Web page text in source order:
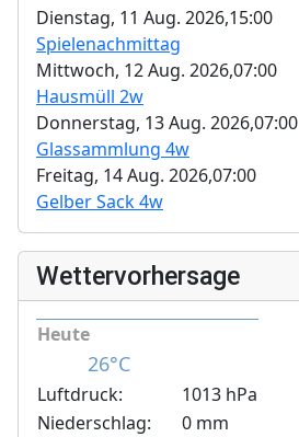
Dienstag, 11 Aug. 2026,15:00
Spielenachmittag
Mittwoch, 12 Aug. 2026,07:00
Hausmüll 2w
Donnerstag, 13 Aug. 2026,07:00
Glassammlung 4w
Freitag, 14 Aug. 2026,07:00
Gelber Sack 4w
Wettervorhersage
Heute
26°C
Luftdruck:
1013 hPa
Niederschlag:
0 mm